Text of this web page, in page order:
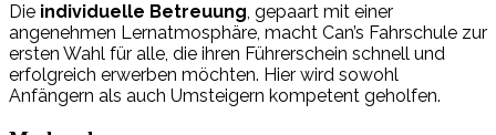
Die individuelle Betreuung, gepaart mit einer
angenehmen Lernatmosphäre, macht Can’s Fahrschule zur
ersten Wahl für alle, die ihren Führerschein schnell und
erfolgreich erwerben möchten. Hier wird sowohl
Anfängern als auch Umsteigern kompetent geholfen.